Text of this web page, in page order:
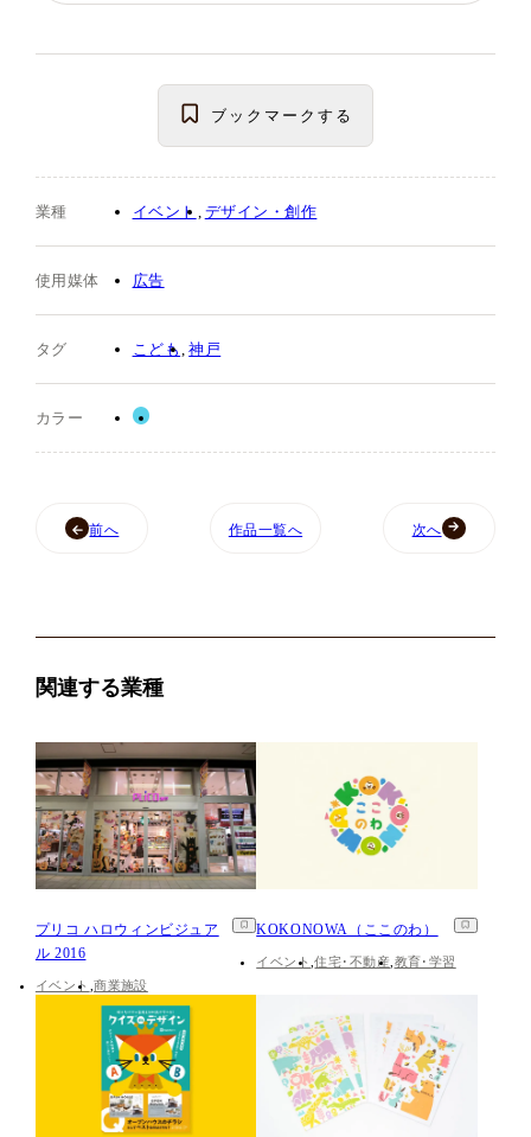
ブックマーク する
業種 イベント デザイン・創作
使用媒体 広告
タグ こども 神戸
カラー
前へ 作品一覧へ 次へ
関連する業種
プリコ ハロウィンビジュア
ル 2016
イベント 商業施設
KOKONOWA（ここのわ）
イベント 住宅･不動産 教育･学習